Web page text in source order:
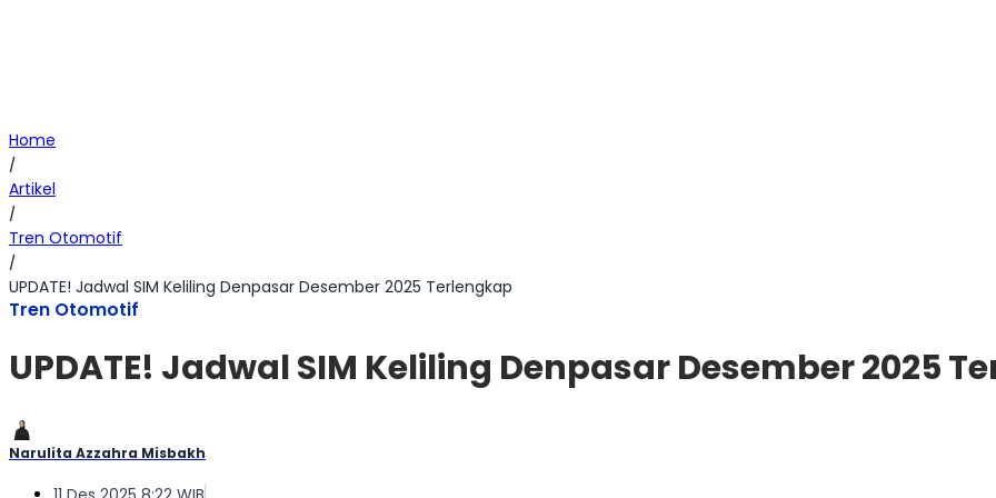
Home
/
Artikel
/
Tren Otomotif
/
UPDATE! Jadwal SIM Keliling Denpasar Desember 2025 Terlengkap
Tren Otomotif
UPDATE! Jadwal SIM Keliling Denpasar Desember 2025
Narulita Azzahra Misbakh